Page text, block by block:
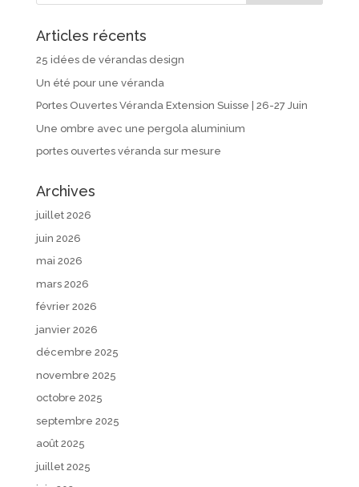
Articles récents
25 idées de vérandas design
Un été pour une véranda
Portes Ouvertes Véranda Extension Suisse | 26-27 Juin
Une ombre avec une pergola aluminium
portes ouvertes véranda sur mesure
Archives
juillet 2026
juin 2026
mai 2026
mars 2026
février 2026
janvier 2026
décembre 2025
novembre 2025
octobre 2025
septembre 2025
août 2025
juillet 2025